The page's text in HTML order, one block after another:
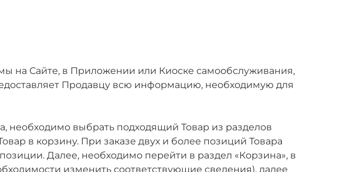
на Сайте, в Приложении или Киоске самообслуживания,
Продавцу всю информацию, необходимую для
выбрать подходящий Товар из разделов
в корзину. При заказе двух и более позиций Товара
Далее, необходимо перейти в раздел «Корзина», в
изменить соответствующие сведения), далее